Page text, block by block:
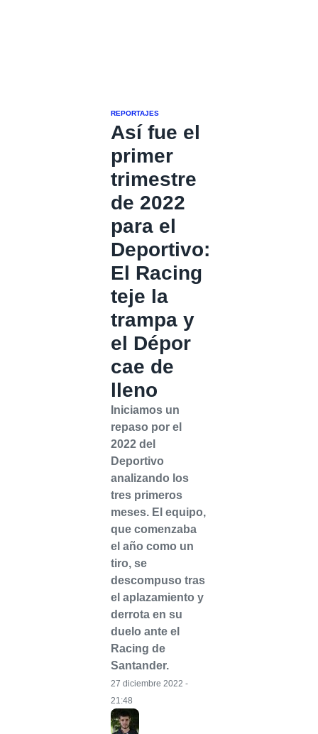
REPORTAJES
Así fue el
primer
trimestre
de 2022
para el
Deportivo:
El Racing
teje la
trampa y
el Dépor
cae de
lleno
Iniciamos un
repaso por el
2022 del
Deportivo
analizando los
tres primeros
meses. El equipo,
que comenzaba
el año como un
tiro, se
descompuso tras
el aplazamiento y
derrota en su
duelo ante el
Racing de
Santander.
27 diciembre 2022 -
21:48